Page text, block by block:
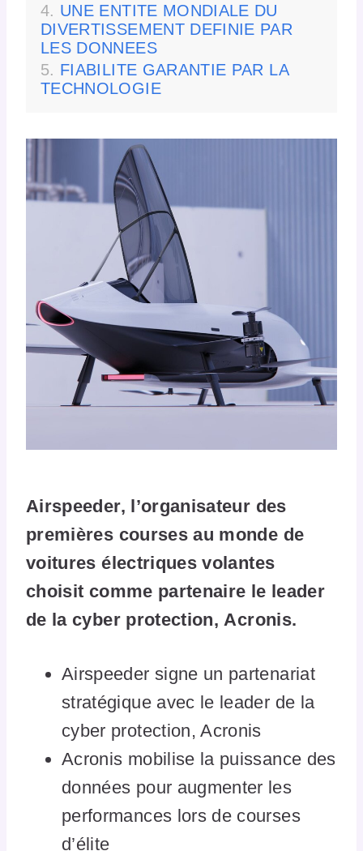
UNE ENTITE MONDIALE DU
DIVERTISSEMENT DEFINIE PAR
LES DONNEES
FIABILITE GARANTIE PAR LA
TECHNOLOGIE
Airspeeder, l’organisateur des
premières courses au monde de
voitures électriques volantes
choisit comme partenaire le leader
de la cyber protection, Acronis.
Airspeeder signe un partenariat
stratégique avec le leader de la
cyber protection, Acronis
Acronis mobilise la puissance des
données pour augmenter les
performances lors de courses
d’élite